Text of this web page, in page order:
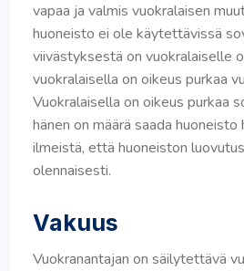
vapaa ja valmis vuokralaisen
huoneisto ei ole käytettävissä
viivästyksestä on vuokralaiselle
vuokralaisella on oikeus purkaa
Vuokralaisella on oikeus purkaa
hänen on määrä saada huoneisto
ilmeistä, että huoneiston
olennaisesti.
Vakuus
Vuokranantajan on säilytettävä